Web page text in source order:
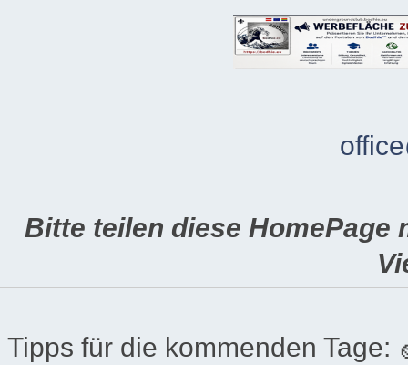
Bitte teilen diese HomePage
Tipps für die kommenden